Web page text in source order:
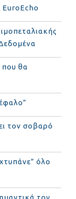
που θα
τον σοβαρό
όλο
τον